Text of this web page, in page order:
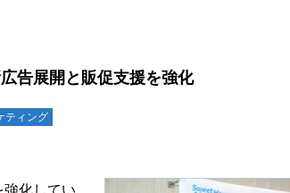
告展開と販促支援を強化
ティング
化してい